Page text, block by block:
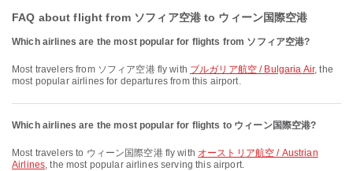
FAQ about flight from ソフィア空港 to ウィーン国際空港
Which airlines are the most popular for flights from ソフィア空港?
Most travelers from ソフィア空港 fly with ブルガリア航空 / Bulgaria Air, the
most popular airlines for departures from this airport.
Which airlines are the most popular for flights to ウィーン国際空港?
Most travelers to ウィーン国際空港 fly with オーストリア航空 / Austrian
Airlines, the most popular airlines serving this airport.